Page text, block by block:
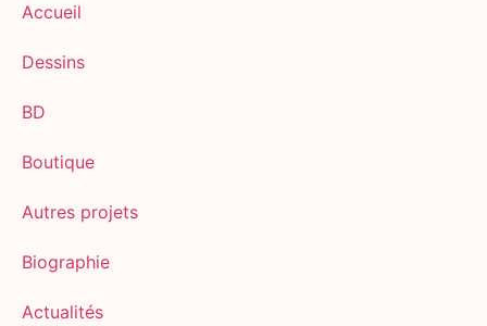
Accueil
Dessins
BD
Boutique
Autres projets
Biographie
Actualités